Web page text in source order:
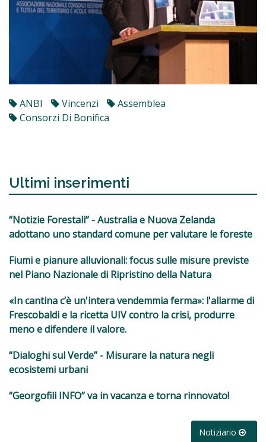
ANBI Vincenzi
Assemblea
Consorzi Di Bonifica
Ultimi inserimenti
“Notizie Forestali” - Australia e Nuova Zelanda
adottano uno standard comune per valutare le foreste
Fiumi e pianure alluvionali: focus sulle misure previste
nel Piano Nazionale di Ripristino della Natura
«In cantina c’è un'intera vendemmia ferma»: l'allarme di
Frescobaldi e la ricetta UIV contro la crisi, produrre
meno e difendere il valore.
“Dialoghi sul Verde” - Misurare la natura negli
ecosistemi urbani
“Georgofili INFO” va in vacanza e torna rinnovato!
Notiziario